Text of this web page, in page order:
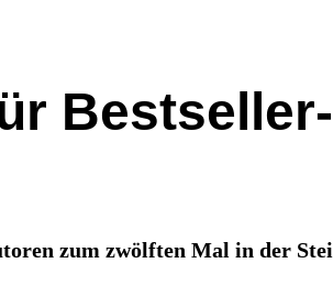
zum zwölften Mal in der